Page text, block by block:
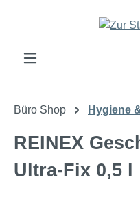
Zum Hauptinhalt springen
Büro Shop Hygiene
REINEX
Ultra-Fix 0,5 l